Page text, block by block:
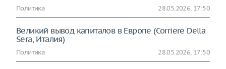
Политика 28.05.2026, 17:50
Великий вывод капиталов в Европе (Corriere Della
Sera, Италия)
Политика 28.05.2026, 17:50